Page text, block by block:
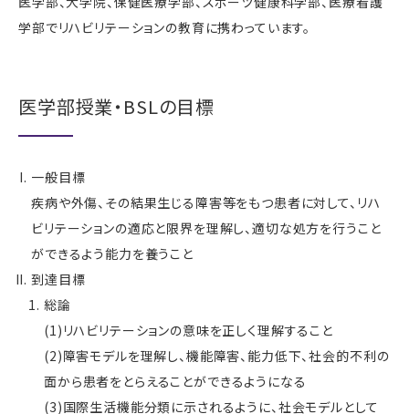
学部でリハビリテーションの教育に携わっています。
医学部授業・BSLの目標
一般目標
疾病や外傷、その結果生じる障害等をもつ患者に対して、リハ
ビリテーションの適応と限界を理解し、適切な処方を行うこと
ができるよう能力を養うこと
到達目標
総論
(1)リハビリテーションの意味を正しく理解すること
(2)障害モデルを理解し、機能障害、能力低下、社会的不利の
面から患者をとらえることができるようになる
(3)国際生活機能分類に示されるように、社会モデルとして